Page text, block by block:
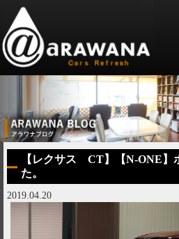
【レクサス CT】【N-ONE
た。
2019.04.20